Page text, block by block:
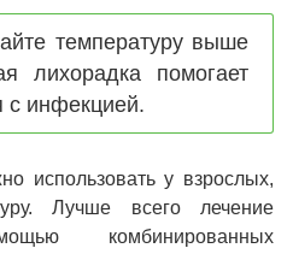
температуру выше
лихорадка помогает
с инфекцией.
использовать у взрослых,
Лучше всего лечение
комбинированных